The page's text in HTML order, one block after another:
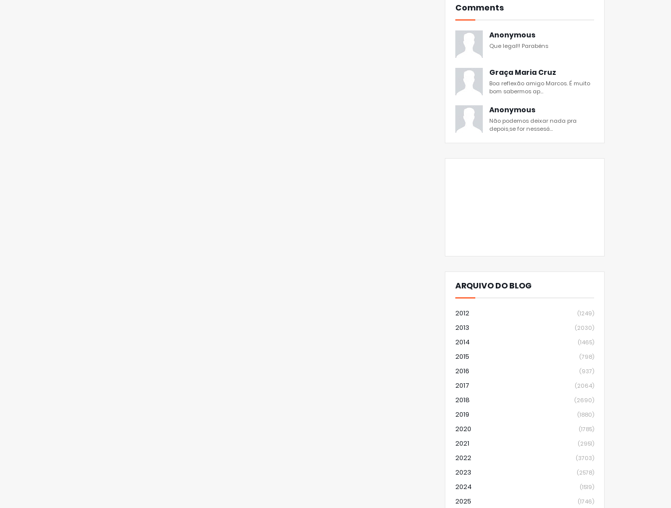
Comments
Anonymous
Que legal!! Parabéns
Graça Maria Cruz
Boa reflexão amigo Marcos. É muito
bom sabermos ap...
Anonymous
Não podemos deixar nada pra
depois,se for nessesá...
ARQUIVO DO BLOG
2012 (1249)
2013 (2030)
2014 (1465)
2015 (798)
2016 (937)
2017 (2064)
2018 (2690)
2019 (1880)
2020 (1785)
2021 (2951)
2022 (3703)
2023 (2578)
2024 (1519)
2025 (1746)